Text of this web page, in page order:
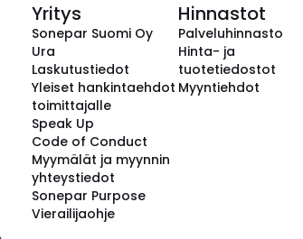
Yritys
Sonepar Suomi Oy
Ura
Laskutustiedot
Yleiset hankintaehdot
toimittajalle
Speak Up
Code of Conduct
Myymälät ja myynnin
yhteystiedot
Sonepar Purpose
Vierailijaohje
Hinnastot
Palveluhinnasto
Hinta- ja
tuotetiedostot
Myyntiehdot